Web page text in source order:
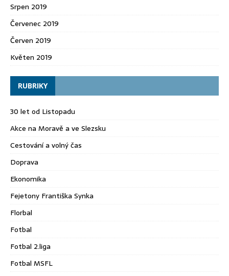
Srpen 2019
Červenec 2019
Červen 2019
Květen 2019
RUBRIKY
30 let od Listopadu
Akce na Moravě a ve Slezsku
Cestování a volný čas
Doprava
Ekonomika
Fejetony Františka Synka
Florbal
Fotbal
Fotbal 2.liga
Fotbal MSFL